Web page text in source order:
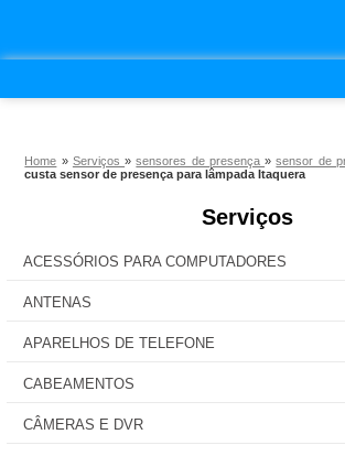
Home » Serviços»sensores de presença»sensor de
custa sensor de presença para lâmpada Itaquera
Serviços
ACESSÓRIOS PARA COMPUTADORES
ANTENAS
APARELHOS DE TELEFONE
CABEAMENTOS
CÂMERAS E DVR